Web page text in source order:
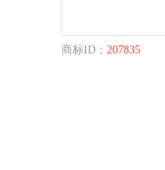
商标ID： 207835